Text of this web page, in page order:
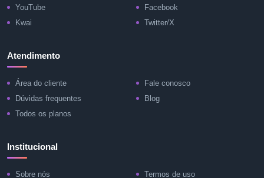
YouTube
Facebook
Kwai
Twitter/X
Atendimento
Área do cliente
Fale conosco
Dúvidas frequentes
Blog
Todos os planos
Institucional
Sobre nós Termos de uso